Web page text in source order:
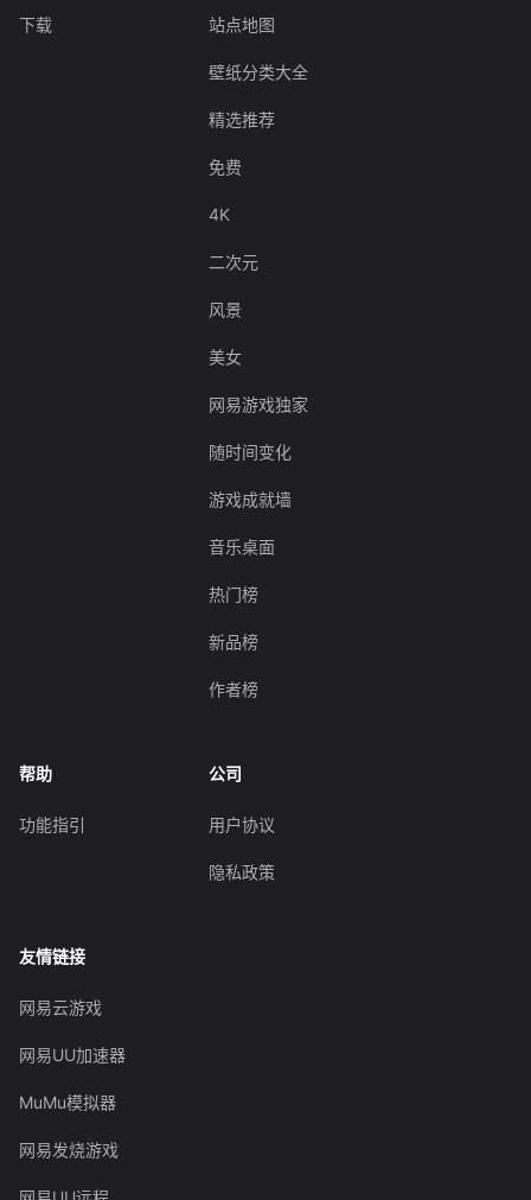
下载 站点地图
壁纸分类大全
精选推荐
免费
4K
二次元
风景
美女
网易游戏独家
随时间变化
游戏成就墙
音乐桌面
热门榜
新品榜
作者榜
帮助
功能指引
公司
用户协议
隐私政策
友情链接
网易云游戏
网易UU加速器
MuMu模拟器
网易发烧游戏